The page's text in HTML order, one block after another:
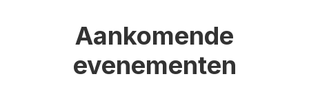
Aankomende
evenementen